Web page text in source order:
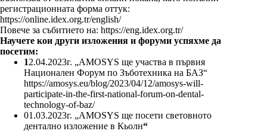
регистрационната форма оттук:
https://online.idex.org.tr/english/
Повече за събитието на: https://eng.idex.org.tr/
Научете кои други изложения и форуми успяхме да
посетим:
12.04.2023г. „AMOSYS ще участва в първия
Национален Форум по Зъботехника на БАЗ“
https://amosys.eu/blog/2023/04/12/amosys-will-
participate-in-the-first-national-forum-on-dental-
technology-of-baz/
01.03.2023г. „AMOSYS ще посети световното
дентално изложение в Кьолн“